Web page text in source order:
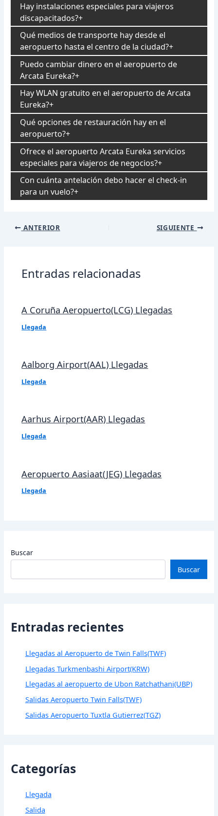
Hay instalaciones especiales para viajeros
discapacitados?
Qué medios de transporte hay desde el
aeropuerto hasta el centro de la ciudad?
Puedo cambiar dinero en el aeropuerto de
Arcata Eureka?
Hay WLAN gratuito en el aeropuerto de Arcata
Eureka?
Qué opciones de restauración hay en el
aeropuerto?
Ofrece el aeropuerto Arcata Eureka servicios
especiales para viajeros de negocios?
Con cuánta antelación debo hacer el check-in
para un vuelo?
Navegación
ANTERIOR SIGUIENTE
Entradas relacionadas
A Coruña Aeropuerto(LCG) Llegadas
Llegada
Aalborg Airport(AAL) Llegadas
Llegada
Aarhus Airport(AAR) Llegadas
Llegada
Aeropuerto Aasiaat(JEG) Llegadas
Llegada
Buscar
Buscar
Entradas recientes
Llegadas al Aeropuerto de Twin Falls(TWF)
Llegadas Turkmenbashi Airport(KRW)
Llegadas al aeropuerto de Ubon Ratchathani(UBP)
Salidas Aeropuerto Twin Falls(TWF)
Salidas Aeropuerto Tuxtla Gutierrez(TGZ)
Categorías
Llegada
Salida